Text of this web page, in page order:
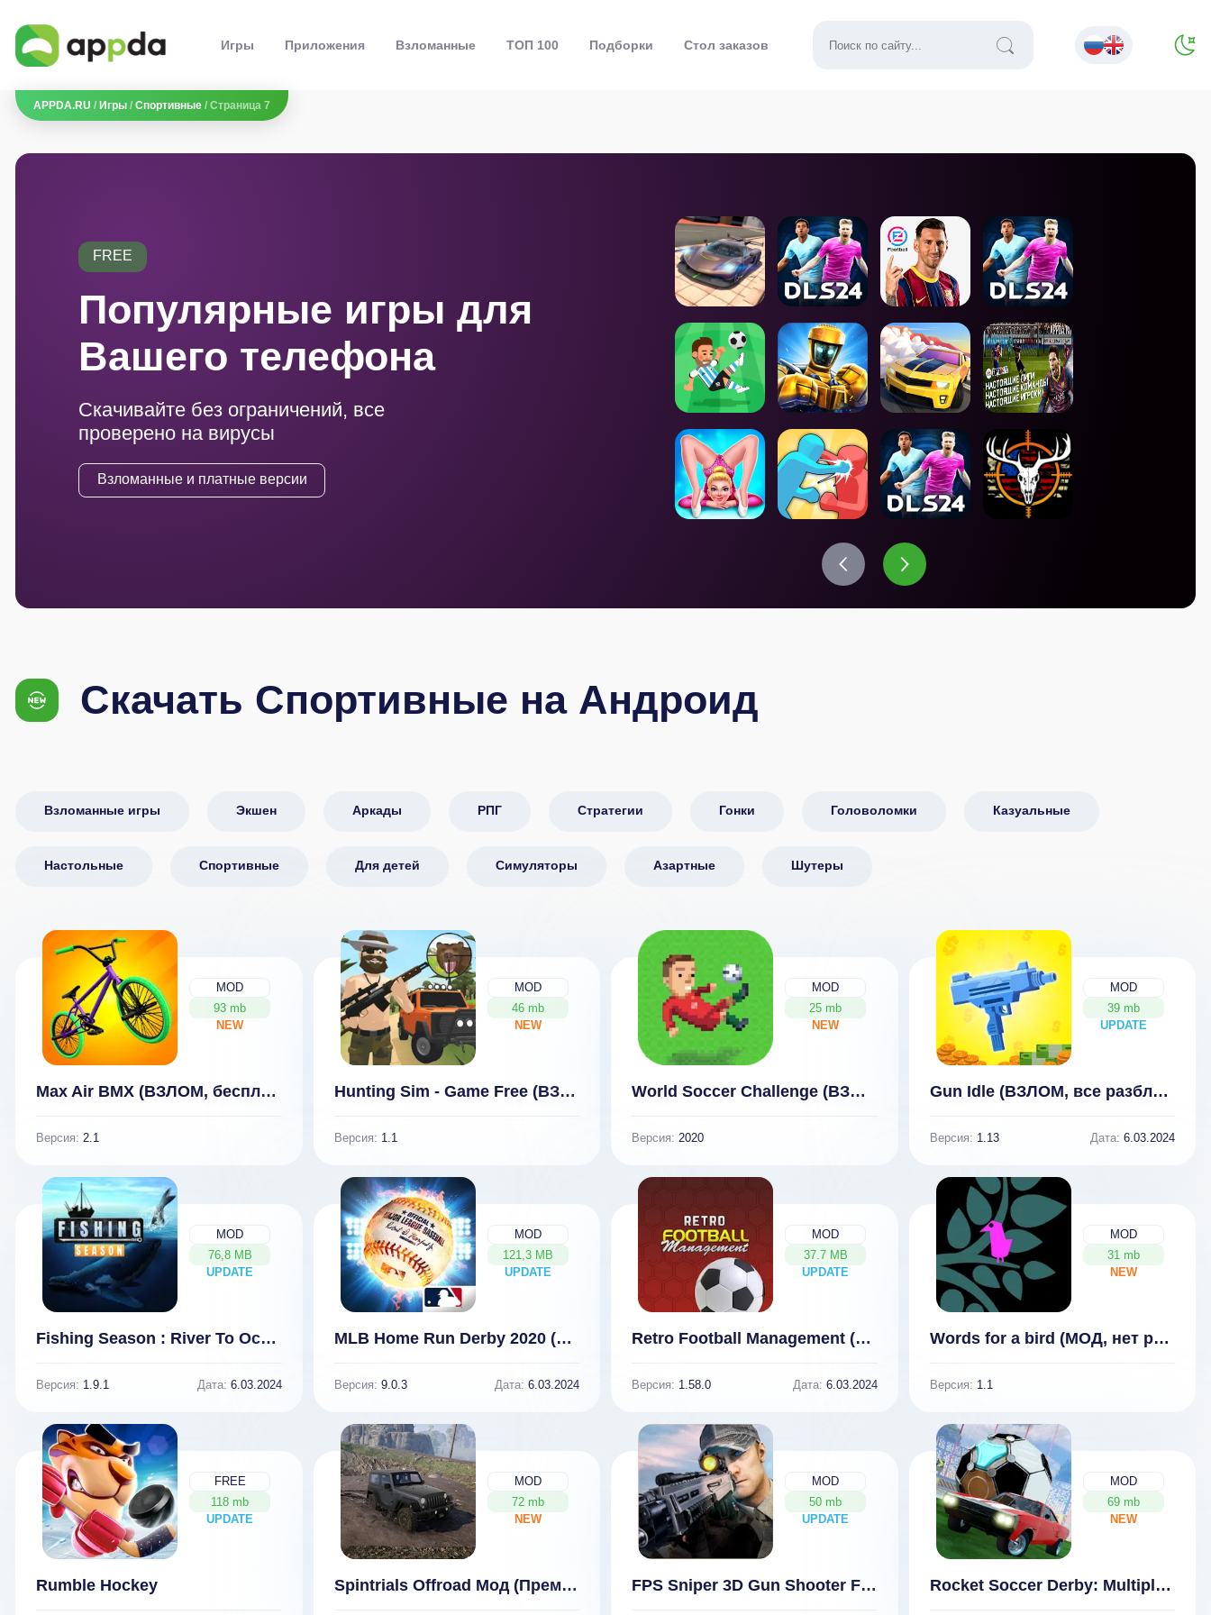
Игры Приложения Взломанные ТОП 100 Подборки Стол заказов
APPDA.RU / Игры / Спортивные / Страница 7
FREE
Популярные игры для
Вашего телефона
Скачивайте без ограничений, все
проверено на вирусы
Взломанные и платные версии
Скачать Спортивные на Андроид
Взломанные игры Экшен Аркады РПГ Стратегии Гонки Головоломки Казуальные
Настольные Спортивные Для детей Симуляторы Азартные Шутеры
MOD
93 mb
NEW
Max Air BMX (ВЗЛОМ, бесплатные покупки)
Версия: 2.1
MOD
46 mb
NEW
Hunting Sim - Game Free (ВЗЛОМ, доступны все авто/скины, нет рекламы)
Версия: 1.1
MOD
25 mb
NEW
World Soccer Challenge (ВЗЛОМ, без рекламы)
Версия: 2020
MOD
39 mb
UPDATE
NEW
Gun Idle (ВЗЛОМ, все разблокировано/много денег/без рекламы)
Версия: 1.13 Дата: 6.03.2024
MOD
76,8 MB
UPDATE
NEW
Fishing Season : River To Ocean (ВЗЛОМ, бесплатные покупки)
Версия: 1.9.1 Дата: 6.03.2024
MOD
121,3 MB
UPDATE
NEW
MLB Home Run Derby 2020 (ВЗЛОМ, много денег)
Версия: 9.0.3 Дата: 6.03.2024
MOD
37.7 MB
UPDATE
NEW
Retro Football Management (МОД, много денег и очков)
Версия: 1.58.0 Дата: 6.03.2024
MOD
31 mb
NEW
Words for a bird (МОД, нет рекламы)
Версия: 1.1
FREE
118 mb
UPDATE
NEW
Rumble Hockey
MOD
72 mb
NEW
Spintrials Offroad Мод (Премиум)
MOD
50 mb
UPDATE
NEW
FPS Sniper 3D Gun Shooter Free Fire: стрелялки [ВЗЛОМ: нет рекламы] 1.31
MOD
69 mb
NEW
Rocket Soccer Derby: Multiplayer Demolition League [ВЗЛОМ: Много Денег] 1.1.3